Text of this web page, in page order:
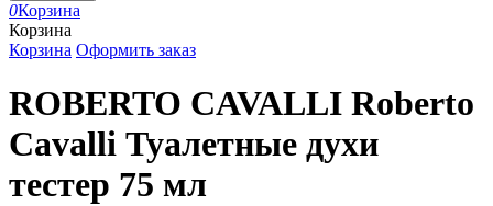
0Корзина
Корзина
Корзина Оформить заказ
ROBERTO CAVALLI Roberto
Cavalli Туалетные духи
тестер 75 мл